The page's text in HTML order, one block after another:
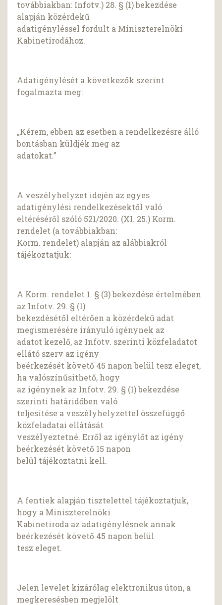
továbbiakban: Infotv.) 28. § (1) bekezdése
alapján közérdekű
adatigényléssel fordult a Miniszterelnöki
Kabinetirodához.
Adatigénylését a következők szerint
fogalmazta meg:
„Kérem, ebben az esetben a rendelkezésre álló
bontásban küldjék meg az
adatokat.”
A veszélyhelyzet idején az egyes
adatigénylési rendelkezésektől való
eltéréséről szóló 521/2020. (XI. 25.) Korm.
rendelet (a továbbiakban:
Korm. rendelet) alapján az alábbiakról
tájékoztatjuk:
A Korm. rendelet 1. § (3) bekezdése értelmében
az Infotv. 29. § (1)
bekezdésétől eltérően a közérdekű adat
megismerésére irányuló igénynek az
adatot kezelő, az Infotv. szerinti közfeladatot
ellátó szerv az igény
beérkezését követő 45 napon belül tesz eleget,
ha valószínűsíthető, hogy
az igénynek az Infotv. 29. § (1) bekezdése
szerinti határidőben való
teljesítése a veszélyhelyzettel összefüggő
közfeladatai ellátását
veszélyeztetné. Erről az igénylőt az igény
beérkezését követő 15 napon
belül tájékoztatni kell.
A fentiek alapján tisztelettel tájékoztatjuk,
hogy a Miniszterelnöki
Kabinetiroda az adatigénylésnek annak
beérkezését követő 45 napon belül
tesz eleget.
Jelen levelet kizárólag elektronikus úton, a
megkeresésben megjelölt